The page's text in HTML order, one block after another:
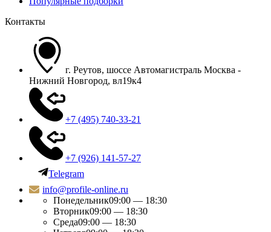
Контакты
г. Реутов, шоссе Автомагистраль Москва -
Нижний Новгород, вл19к4
+7 (495) 740-33-21
+7 (926) 141-57-27
Telegram
info@profile-online.ru
Понедельник09:00 — 18:30
Вторник09:00 — 18:30
Среда09:00 — 18:30